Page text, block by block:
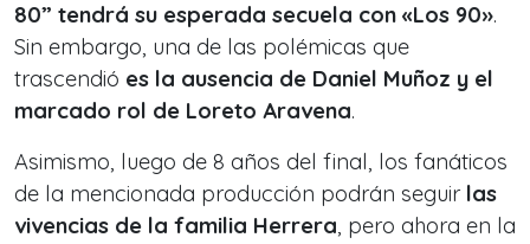
80” tendrá su esperada secuela con «Los 90».
Sin embargo, una de las polémicas que
trascendió es la ausencia de Daniel Muñoz y el
marcado rol de Loreto Aravena.
Asimismo, luego de 8 años del final, los fanáticos
de la mencionada producción podrán seguir las
vivencias de la familia Herrera, pero ahora en la